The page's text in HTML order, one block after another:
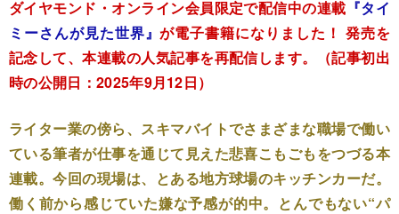
ダイヤモンド・オンライン会員限定で配信中の連載 『タイ
ミーさんが見た世界』が電子書籍になりました！ 発売を
記念して、本連載の人気記事を再配信します。（記事初出
時の公開日：2025年9月12日）
ライター業の傍ら、スキマバイトでさまざまな職場で働い
ている筆者が仕事を通じて見えた悲喜こもごもをつづる本
連載。今回の現場は、とある地方球場のキッチンカーだ。
働く前から感じていた嫌な予感が的中。とんでもない“パ